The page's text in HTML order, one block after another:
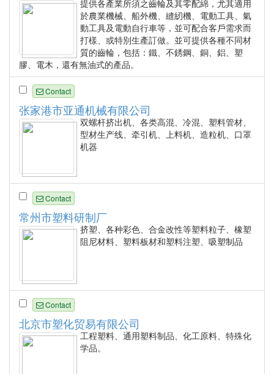
提供各產業所須之齒輪及其零配綿，尤其適用
於農業機械、船外機、縫紉機、電動工具、氣
動工具及電動自行車等，並可配合客戶需求而
打樣、或特別生產訂做。並可提供各種不同材
質的齒輪，包括：鐵、不銹鋼、銅、鋁、塑
膠、電木，還有無油式的產品。
Contact
张家港市亚通机械有限公司
双螺杆挤出机、各类高混、冷混、塑料管材、
型材生产线、牵引机、上料机、造粒机、口罩
机器
Contact
常州市塑料研制厂
挤塑、各种彩色、合金改性等塑料粒子、橡塑
阻尼材料、塑料板材和塑料注塑、吸塑制品
Contact
北京市塑化贸易有限公司
工程塑料、通用塑料制品、化工原料、特殊化
学品。